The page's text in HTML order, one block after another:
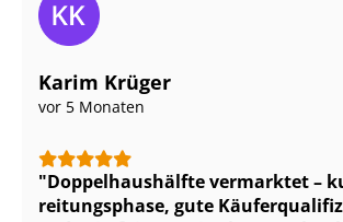
Karim Krüger
vor 5 Monaten
Dop­pel­haus­hälf­te vermarktet –
rei­tungs­pha­se, gute